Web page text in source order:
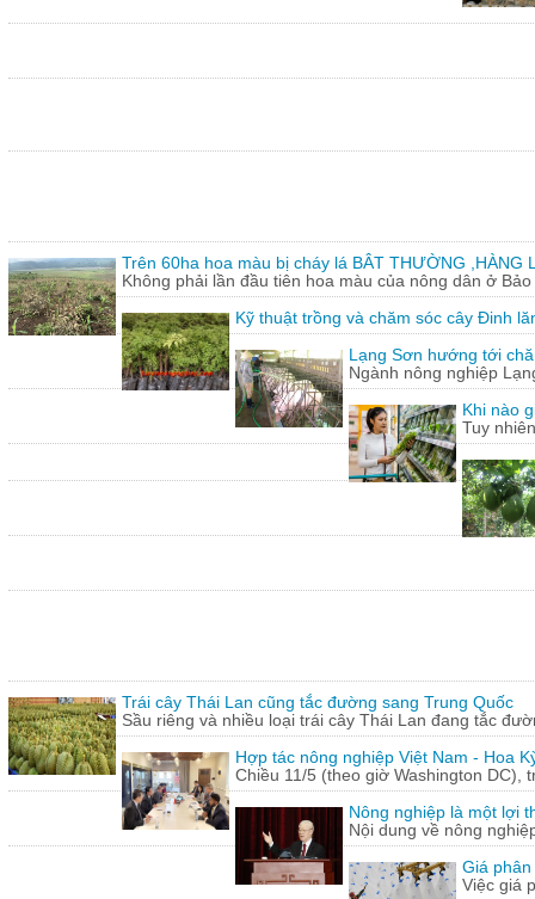
Trên 60ha hoa màu bị cháy lá BÂT THƯỜNG
Không phải lần đầu tiên hoa màu của nông dân ở
Kỹ thuật trồng và chăm sóc cây Đinh
Lạng Sơn hướng tới
Ngành nông nghiệp
Khi nào
Tuy
Trái cây Thái Lan cũng tắc đường sang Trung Quốc
Sầu riêng và nhiều loại trái cây Thái Lan đang tắc
Hợp tác nông nghiệp Việt Nam - Hoa
Chiều 11/5 (theo giờ Washington DC),
Nông nghiệp là một lợi
Nội dung về nông
Giá
Việc giá